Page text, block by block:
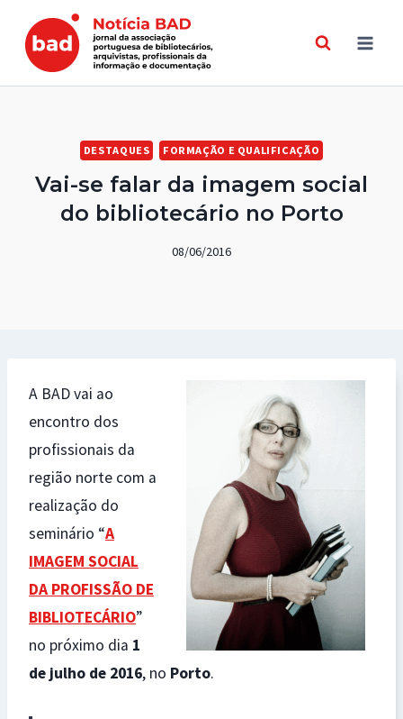
content
DESTAQUES FORMAÇÃO E QUALIFICAÇÃO
Vai-se falar da imagem social
do bibliotecário no Porto
08/06/2016
A BAD vai ao
encontro dos
profissionais da
região norte com a
realização do
seminário “A
IMAGEM SOCIAL
DA PROFISSÃO DE
BIBLIOTECÁRIO”
no próximo dia 1
de julho de 2016, no Porto.